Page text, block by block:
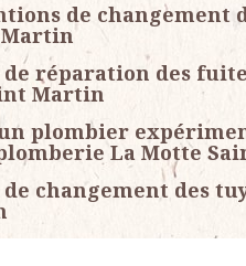
de changement
réparation des
Martin
plombier
La Motte
changement des